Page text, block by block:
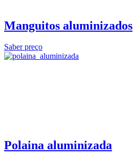
Manguitos aluminizados
Saber preço
Polaina aluminizada